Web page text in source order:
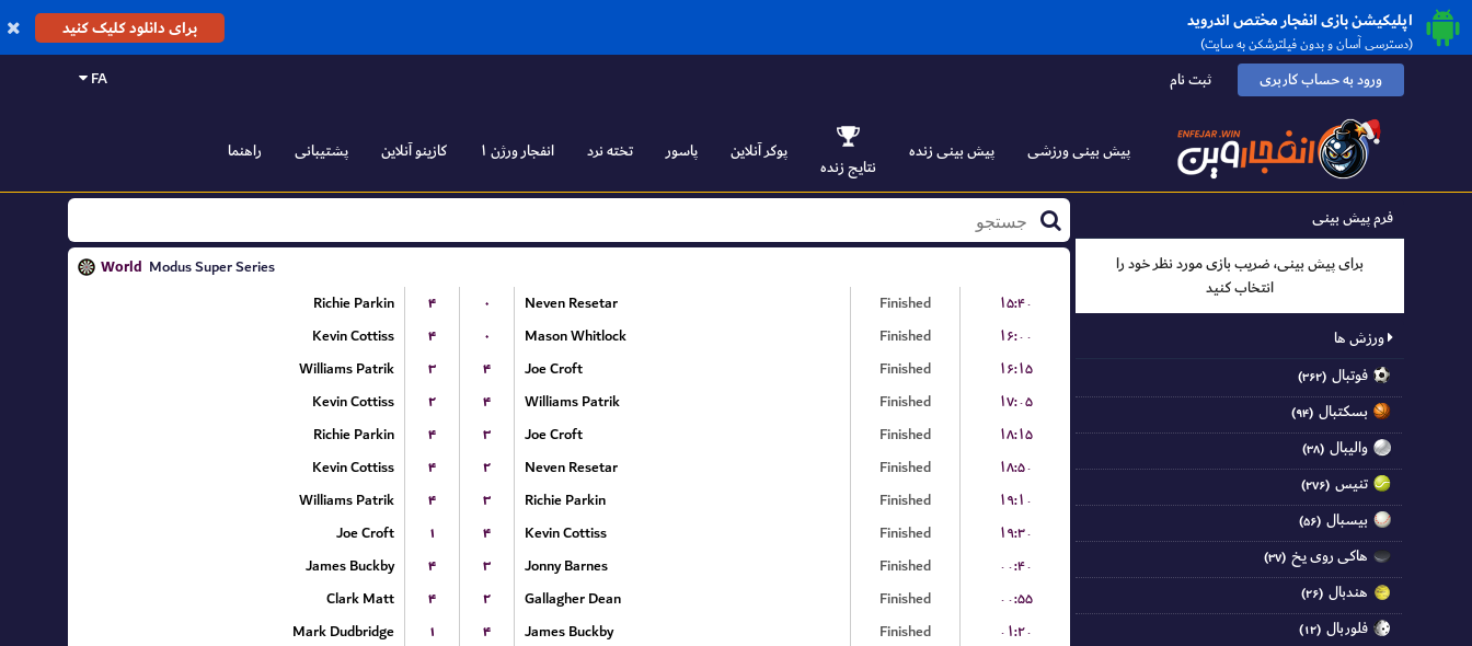
اپلیکیشن بازی انفجار مختص اندروید
(دسترسی آسان و بدون فیلترشکن به سایت)
برای دانلود کلیک کنید
FA ورود به حساب کاربری ثبت نام
پیش بینی ورزشی پیش بینی زنده
نتایج زنده
پوکر آنلاین پاسور تخته نرد انفجار ورژن ۱ کازینو آنلاین پشتیبانی راهنما
فرم پیش بینی
برای پیش بینی، ضریب بازی مورد نظر خود را
انتخاب کنید
ورزش ها
فوتبال (۳۶۲)
بسکتبال (۹۴)
والیبال (۳۸)
تنیس (۲۷۶)
بیسبال (۵۶)
هاکی روی یخ (۳۷)
هندبال (۲۶)
فلوربال (۱۲)
World Modus Super Series
Richie Parkin
۴ ۰ Neven Resetar Finished
۱۵:۴۰
Kevin Cottiss
۴ ۰ Mason Whitlock Finished
۱۶:۰۰
Williams Patrik
۳ ۴ Joe Croft Finished
۱۶:۱۵
Kevin Cottiss
۲ ۴ Williams Patrik Finished
۱۷:۰۵
Richie Parkin
۴ ۳ Joe Croft Finished
۱۸:۱۵
Kevin Cottiss
۴ ۲ Neven Resetar Finished
۱۸:۵۰
Williams Patrik
۴ ۳ Richie Parkin Finished
۱۹:۱۰
Joe Croft
۱ ۴ Kevin Cottiss Finished
۱۹:۳۰
James Buckby
۴ ۳ Jonny Barnes Finished
۰۰:۴۰
Clark Matt
۴ ۲ Gallagher Dean Finished
۰۰:۵۵
Mark Dudbridge
۱ ۴ James Buckby Finished
۰۱:۲۰